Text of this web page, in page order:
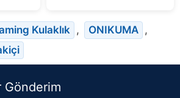
Kulaklık , ONIKUMA ,
Gönderim